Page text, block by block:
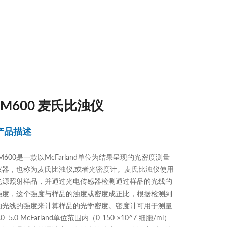
麦氏比浊仪
品描述
是一款以McFarland单位为结果呈现的光密度测量
器，也称为麦氏比浊仪,或者光密度计。麦氏比浊仪使用
源照射样品，并通过光电传感器检测通过样品的光线的
度，这个强度与样品的浊度或密度成正比，根据检测到
光线的强度来计算样品的光学密度。密度计可用于测量
McFarland单位范围内（0-150 ×10^7 细胞/ml）